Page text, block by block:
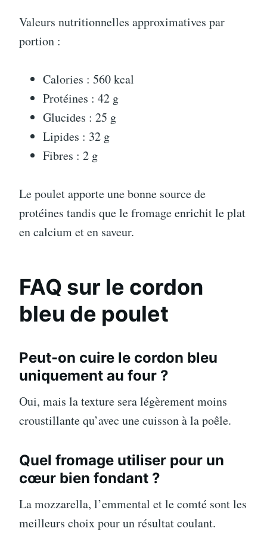
Valeurs nutritionnelles approximatives par
portion :
Calories : 560 kcal
Protéines : 42 g
Glucides : 25 g
Lipides : 32 g
Fibres : 2 g
Le poulet apporte une bonne source de
protéines tandis que le fromage enrichit le plat
en calcium et en saveur.
FAQ sur le cordon
bleu de poulet
Peut-on cuire le cordon bleu
uniquement au four ?
Oui, mais la texture sera légèrement moins
croustillante qu’avec une cuisson à la poêle.
Quel fromage utiliser pour un
cœur bien fondant ?
La mozzarella, l’emmental et le comté sont les
meilleurs choix pour un résultat coulant.